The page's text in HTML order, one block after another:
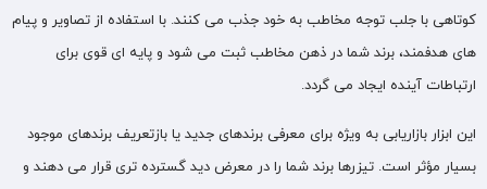
کوتاهی با جلب توجه مخاطب به خود جذب می کنند. با استفاده از تصاویر و پیام
های هدفمند، برند شما در ذهن مخاطب ثبت می شود و پایه ‌ای قوی برای
ارتباطات آینده ایجاد می گردد.
این ابزار بازاریابی به ‌ویژه برای معرفی برندهای جدید یا بازتعریف برندهای موجود
بسیار مؤثر است. تیزرها برند شما را در معرض دید گسترده ‌تری قرار می دهند و